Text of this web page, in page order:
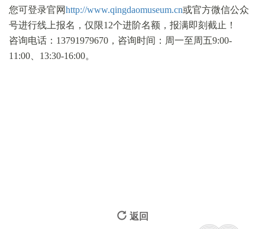
您可登录官网http://www.qingdaomuseum.cn或官方微信公众
号进行线上报名，仅限12个进阶名额，报满即刻截止！
咨询电话：13791979670，咨询时间：周一至周五9:00-
11:00、13:30-16:00。
返回